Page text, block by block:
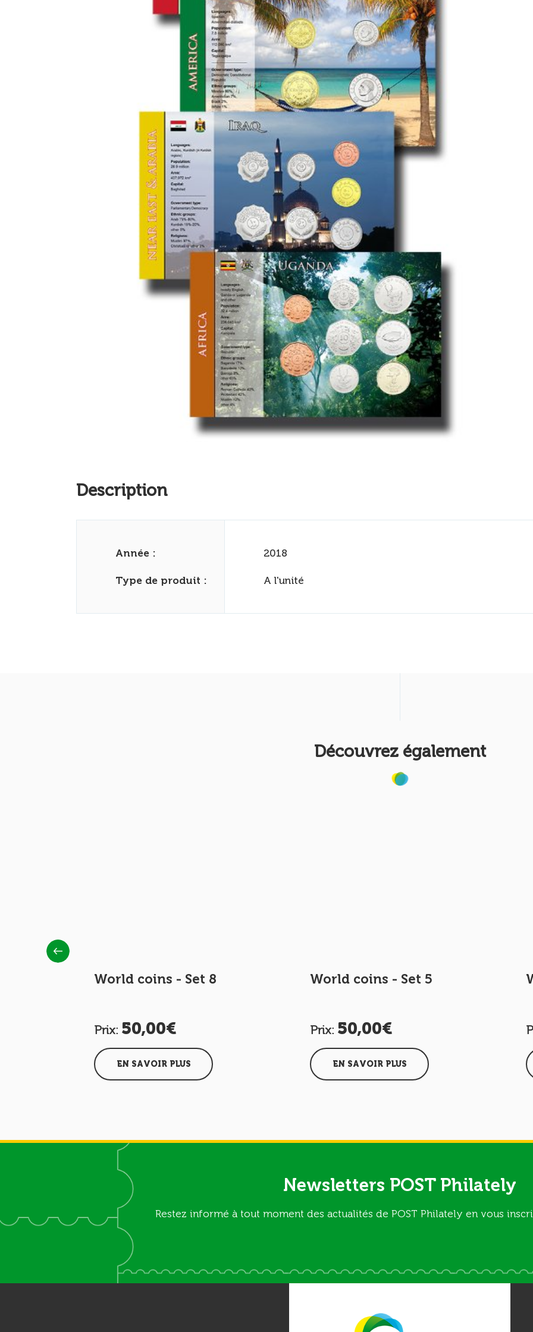
Description
Année :
Type de produit :
2018
A l'unité
Découvrez également
World coins - Set 8
Prix: 50,00€
EN SAVOIR PLUS
World coins - Set 5
Prix: 50,00€
EN SAVOIR PLUS
Newsletters POST Philately
Restez informé à tout moment des actualités de POST Philately en vous